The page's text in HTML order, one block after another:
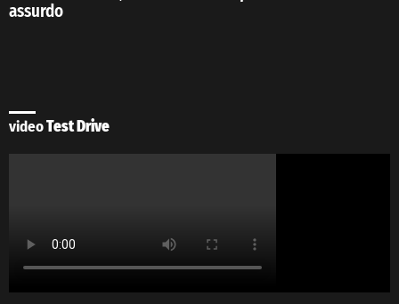
assurdo
videoTest Drive